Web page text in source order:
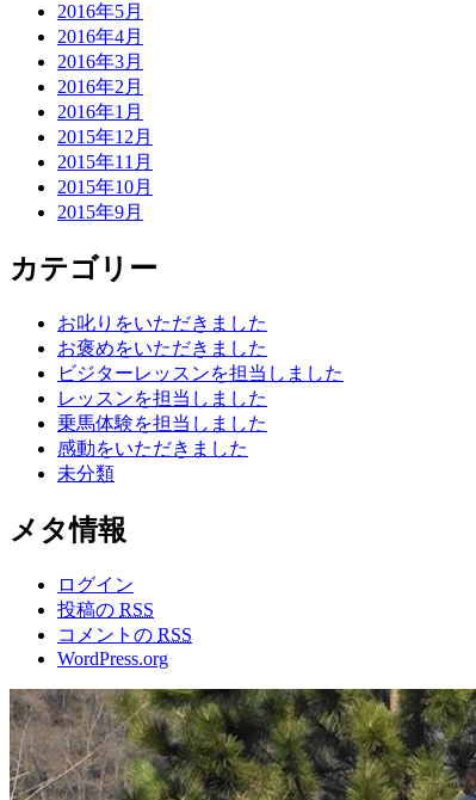
2016年5月
2016年4月
2016年3月
2016年2月
2016年1月
2015年12月
2015年11月
2015年10月
2015年9月
カテゴリー
お叱りをいただきました
お褒めをいただきました
ビジターレッスンを担当しました
レッスンを担当しました
乗馬体験を担当しました
感動をいただきました
未分類
メタ情報
ログイン
投稿の RSS
コメントの RSS
WordPress.org